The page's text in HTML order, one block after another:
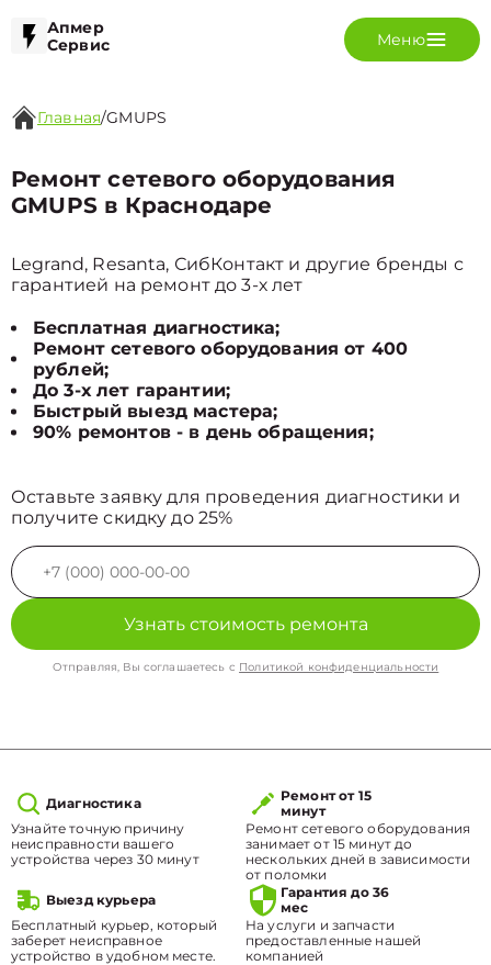
Апмер
Сервис
Меню
Главная/GMUPS
Ремонт сетевого оборудования
GMUPS в Краснодаре
Legrand, Resanta, СибКонтакт и другие бренды с
гарантией на ремонт до 3-х лет
Бесплатная диагностика;
Ремонт сетевого оборудования от 400
рублей;
До 3-х лет гарантии;
Быстрый выезд мастера;
90% ремонтов - в день обращения;
Оставьте заявку для проведения диагностики и
получите скидку до 25%
Узнать стоимость ремонта
Отправляя, Вы соглашаетесь с Политикой конфиденциальности
Диагностика
Узнайте точную причину
неисправности вашего
устройства через 30 минут
Ремонт от 15
минут
Ремонт сетевого оборудования
занимает от 15 минут до
нескольких дней в зависимости
от поломки
Выезд курьера
Бесплатный курьер, который
заберет неисправное
устройство в удобном месте.
Гарантия до 36
мес
На услуги и запчасти
предоставленные нашей
компанией